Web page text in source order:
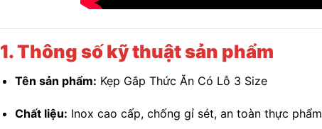
1. Thông số kỹ thuật sản phẩm
Tên sản phẩm: Kẹp Gắp Thức Ăn Có Lỗ 3 Size
Chất liệu: Inox cao cấp, chống gỉ sét, an toàn thực phẩm